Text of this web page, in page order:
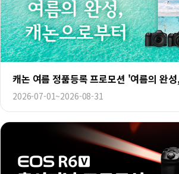
캐논 여름 정품등록 프로모션 '여름의 완
2026-07-01~2026-08-31